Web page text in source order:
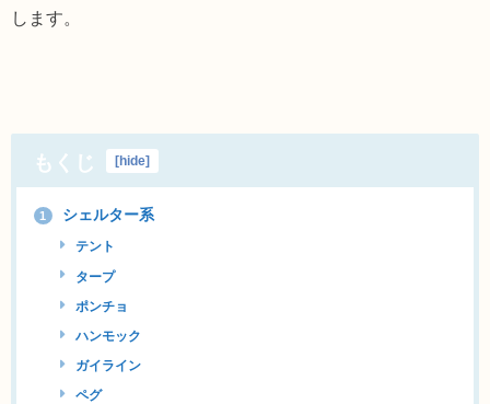
します。
もくじ [hide]
1 シェルター系
テント
タープ
ポンチョ
ハンモック
ガイライン
ペグ